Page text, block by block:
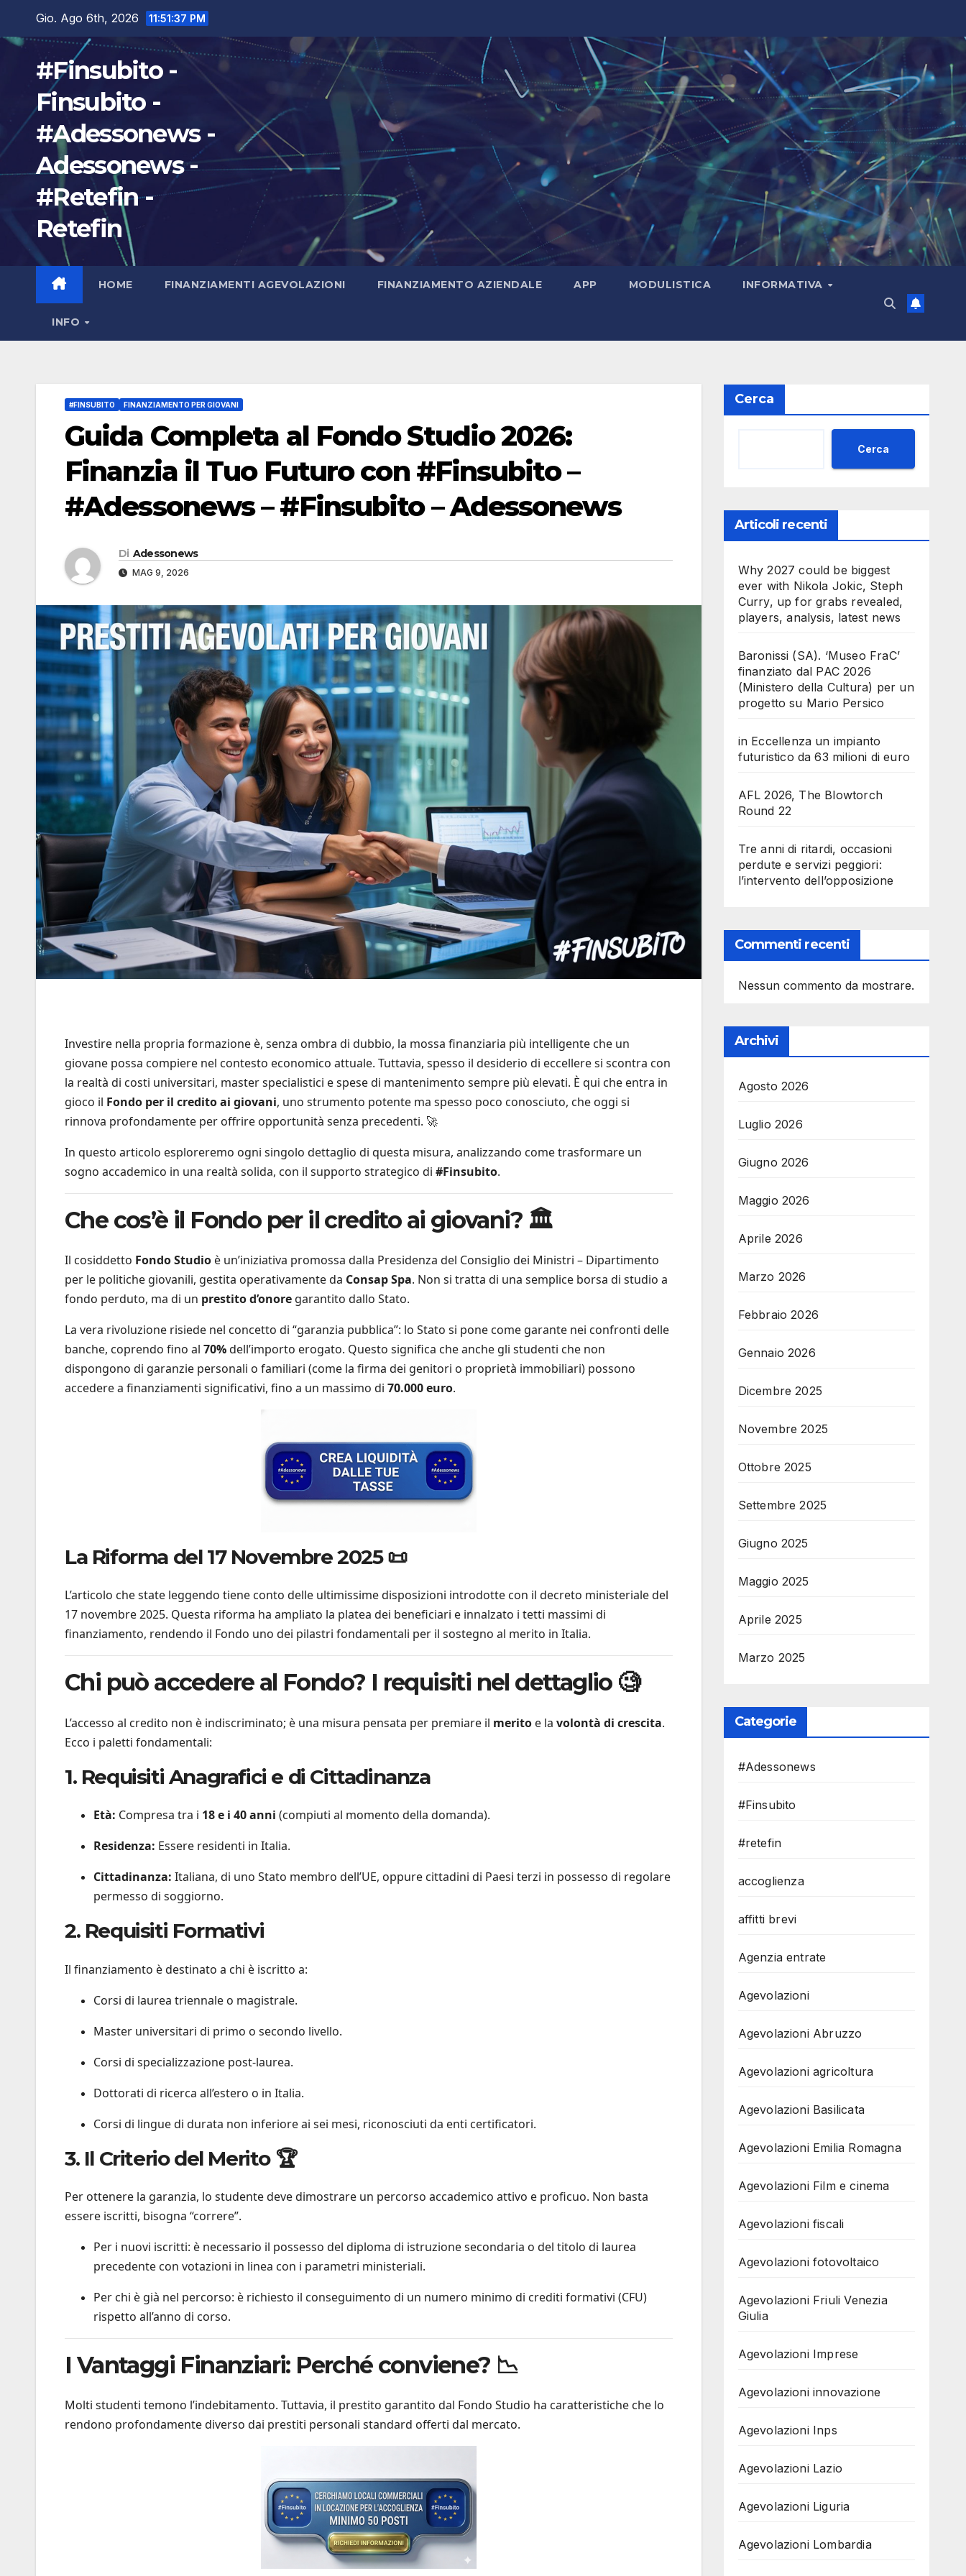
Gio. Ago 6th, 2026 11:51:38 PM
#Finsubito -
Finsubito -
#Adessonews -
Adessonews -
#Retefin -
Retefin
HOME FINANZIAMENTI AGEVOLAZIONI FINANZIAMENTO AZIENDALE APP MODULISTICA INFORMATIVA
INFO
#FINSUBITO FINANZIAMENTO PER GIOVANI
Guida Completa al Fondo Studio 2026:
Finanzia il Tuo Futuro con #Finsubito –
#Adessonews – #Finsubito – Adessonews
Di Adessonews
MAG 9, 2026
Investire nella propria formazione è, senza ombra di dubbio, la mossa finanziaria più intelligente che un
giovane possa compiere nel contesto economico attuale. Tuttavia, spesso il desiderio di eccellere si scontra con
la realtà di costi universitari, master specialistici e spese di mantenimento sempre più elevati. È qui che entra in
gioco il Fondo per il credito ai giovani, uno strumento potente ma spesso poco conosciuto, che oggi si
rinnova profondamente per offrire opportunità senza precedenti. 🚀
In questo articolo esploreremo ogni singolo dettaglio di questa misura, analizzando come trasformare un
sogno accademico in una realtà solida, con il supporto strategico di #Finsubito.
Che cos’è il Fondo per il credito ai giovani? 🏛️
Il cosiddetto Fondo Studio è un’iniziativa promossa dalla Presidenza del Consiglio dei Ministri – Dipartimento
per le politiche giovanili, gestita operativamente da Consap Spa. Non si tratta di una semplice borsa di studio a
fondo perduto, ma di un prestito d’onore garantito dallo Stato.
La vera rivoluzione risiede nel concetto di “garanzia pubblica”: lo Stato si pone come garante nei confronti delle
banche, coprendo fino al 70%dell’importo erogato. Questo significa che anche gli studenti che non
dispongono di garanzie personali o familiari (come la firma dei genitori o proprietà immobiliari) possono
accedere a finanziamenti significativi, fino a un massimo di 70.000 euro.
La Riforma del 17 Novembre 2025 📜
L’articolo che state leggendo tiene conto delle ultimissime disposizioni introdotte con il decreto ministeriale del
17 novembre 2025. Questa riforma ha ampliato la platea dei beneficiari e innalzato i tetti massimi di
finanziamento, rendendo il Fondo uno dei pilastri fondamentali per il sostegno al merito in Italia.
Chi può accedere al Fondo? I requisiti nel dettaglio 🧐
L’accesso al credito non è indiscriminato; è una misura pensata per premiare il merito e la volontà di crescita.
Ecco i paletti fondamentali:
1. Requisiti Anagrafici e di Cittadinanza
Età: Compresa tra i 18 e i 40 anni (compiuti al momento della domanda).
Residenza: Essere residenti in Italia.
Cittadinanza: Italiana, di uno Stato membro dell’UE, oppure cittadini di Paesi terzi in possesso di regolare
permesso di soggiorno.
2. Requisiti Formativi
Il finanziamento è destinato a chi è iscritto a:
Corsi di laurea triennale o magistrale.
Master universitari di primo o secondo livello.
Corsi di specializzazione post-laurea.
Dottorati di ricerca all’estero o in Italia.
Corsi di lingue di durata non inferiore ai sei mesi, riconosciuti da enti certificatori.
3. Il Criterio del Merito 🏆
Per ottenere la garanzia, lo studente deve dimostrare un percorso accademico attivo e proficuo. Non basta
essere iscritti, bisogna “correre”.
Per i nuovi iscritti: è necessario il possesso del diploma di istruzione secondaria o del titolo di laurea
precedente con votazioni in linea con i parametri ministeriali.
Per chi è già nel percorso: è richiesto il conseguimento di un numero minimo di crediti formativi (CFU)
rispetto all’anno di corso.
I Vantaggi Finanziari: Perché conviene? 📉
Molti studenti temono l’indebitamento. Tuttavia, il prestito garantito dal Fondo Studio ha caratteristiche che lo
rendono profondamente diverso dai prestiti personali standard offerti dal mercato.
Cerca
Cerca
Articoli recenti
Why 2027 could be biggest
ever with Nikola Jokic, Steph
Curry, up for grabs revealed,
players, analysis, latest news
Baronissi (SA). ‘Museo FraC’
finanziato dal PAC 2026
(Ministero della Cultura) per un
progetto su Mario Persico
in Eccellenza un impianto
futuristico da 63 milioni di euro
AFL 2026, The Blowtorch
Round 22
Tre anni di ritardi, occasioni
perdute e servizi peggiori:
l’intervento dell’opposizione
Commenti recenti
Nessun commento da mostrare.
Archivi
Agosto 2026
Luglio 2026
Giugno 2026
Maggio 2026
Aprile 2026
Marzo 2026
Febbraio 2026
Gennaio 2026
Dicembre 2025
Novembre 2025
Ottobre 2025
Settembre 2025
Giugno 2025
Maggio 2025
Aprile 2025
Marzo 2025
Categorie
#Adessonews
#Finsubito
#retefin
accoglienza
affitti brevi
Agenzia entrate
Agevolazioni
Agevolazioni Abruzzo
Agevolazioni agricoltura
Agevolazioni Basilicata
Agevolazioni Emilia Romagna
Agevolazioni Film e cinema
Agevolazioni fiscali
Agevolazioni fotovoltaico
Agevolazioni Friuli Venezia
Giulia
Agevolazioni Imprese
Agevolazioni innovazione
Agevolazioni Inps
Agevolazioni Lazio
Agevolazioni Liguria
Agevolazioni Lombardia